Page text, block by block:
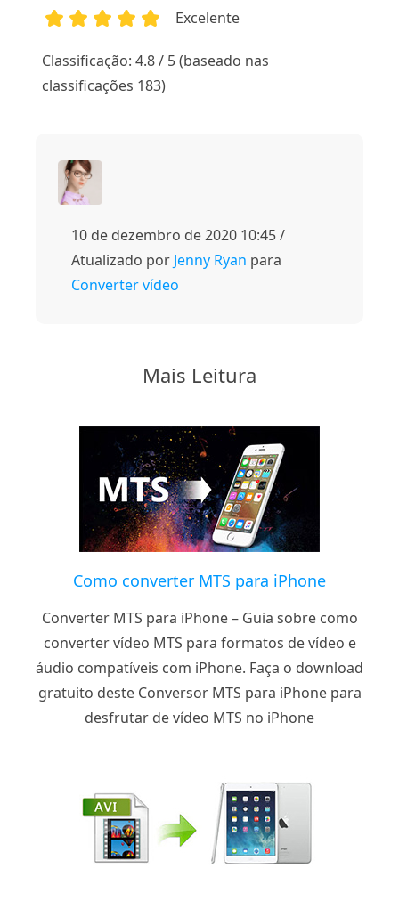
Excelente
Classificação: 4.8 / 5 (baseado nas
classificações 183)
10 de dezembro de 2020 10:45 /
Atualizado por Jenny Ryan para
Converter vídeo
Mais Leitura
Como converter MTS para iPhone
Converter MTS para iPhone – Guia sobre como
converter vídeo MTS para formatos de vídeo e
áudio compatíveis com iPhone. Faça o download
gratuito deste Conversor MTS para iPhone para
desfrutar de vídeo MTS no iPhone